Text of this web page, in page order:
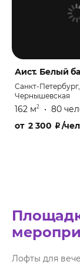
Аист. Белый
Санкт-Петербург,
Чернышевская
162 м2 • 80
от2 300 ₽/чел
Лофты для